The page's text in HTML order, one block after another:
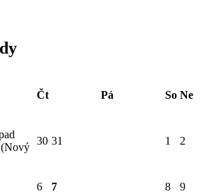
Čt Pá So Ne
30 31 1 2
6 7 8 9